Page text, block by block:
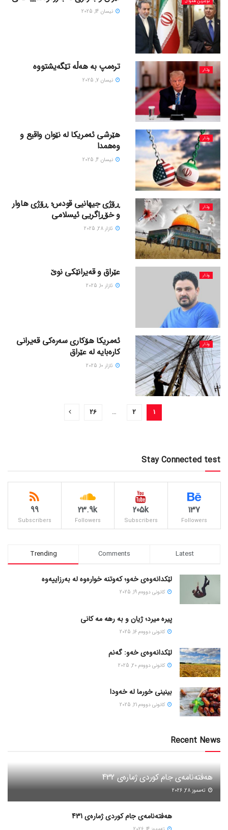
نیسان 14, 2025
وتار ترەمپ بە هەڵە تێگەیشتووە
نیسان 7, 2025
وتار
هێرشی ئەمریکا لە نێوان واقیع و
وەهمدا
نیسان 4, 2025
وتار
ڕۆژی جیهانیی قودس؛ ڕۆژی هاوار
و خۆڕاگریی ئیسلامی
ئازار 28, 2025
وتار عێراق و قەیرانێکی نوێ
ئازار 10, 2025
وتار
ئەمریکا هۆکاری سەرەکی قەیرانی
کارەبایە لە عێراق
ئازار 10, 2025
1
2
…
26
Stay Connected test
137
Followers
205k
Subscribers
23.9k
Followers
99
Subscribers
Trending Comments Latest
لێکدانەوەی خەو؛ کەوتنە خوارەوە لە بەرزاییەوە
كانونی دووه‌م 19, 2025
پیره میرد؛ ژیان و به رهه مه کانی
كانونی دووه‌م 16, 2025
لێکدانەوەی خەو: گەنم
كانونی دووه‌م 20, 2025
بینینی خورما لە خەودا
كانونی دووه‌م 21, 2025
Recent News
هەفتەنامەی جام کوردی ژمارەی 432
ته‌مموز 28, 2026
هەفتەنامەی جام کوردی ژمارەی 431